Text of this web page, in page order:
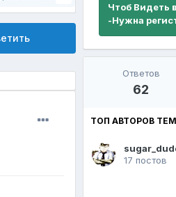
Чтоб Видеть
-Нужна
Ответов
62
ТОП АВТОРОВ
17 постов